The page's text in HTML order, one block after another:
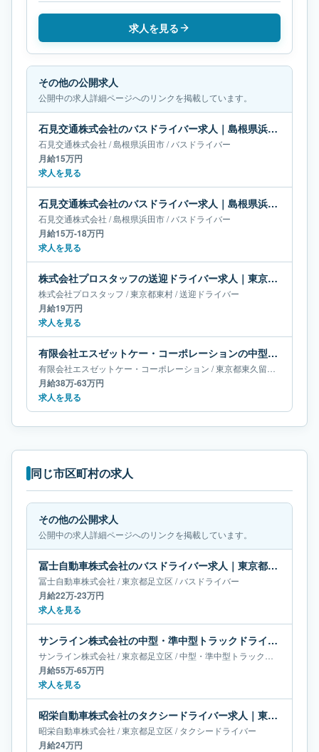
求人を見る
その他の公開求人
公開中の求人詳細ページへのリンクを掲載しています。
石見交通株式会社のバスドライバー求人｜島根県浜田市｜月給15万円
石見交通株式会社 /島根県浜田市/バスドライバー
月給15万円
求人を見る
石見交通株式会社のバスドライバー求人｜島根県浜田市｜月給15万-18万円
石見交通株式会社 /島根県浜田市/バスドライバー
月給15万-18万円
求人を見る
株式会社プロスタッフの送迎ドライバー求人｜東京都東村｜月給19万円
株式会社プロスタッフ /東京都東村/送迎ドライバー
月給19万円
求人を見る
有限会社エスゼットケー・コーポレーションの中型・準中型トラックドライバー求人｜東京都東久留米市｜月給38万-63万円
有限会社エスゼットケー・コーポレーション /東京都東久留米市
月給38万-63万円
求人を見る
同じ市区町村の求人
その他の公開求人
公開中の求人詳細ページへのリンクを掲載しています。
冨士自動車株式会社のバスドライバー求人｜東京都足立区｜月給22万-23万円
冨士自動車株式会社 /東京都足立区 /バスドライバー
月給22万-23万円
求人を見る
サンライン株式会社の中型・準中型トラックドライバー求人｜東京都足立区｜月給55万-65万円
サンライン株式会社 /東京都足立区 /中型・準中型トラックドライバー
月給55万-65万円
求人を見る
昭栄自動車株式会社のタクシードライバー求人｜東京都足立区｜月給24万円
昭栄自動車株式会社 /東京都足立区 /タクシードライバー
月給24万円